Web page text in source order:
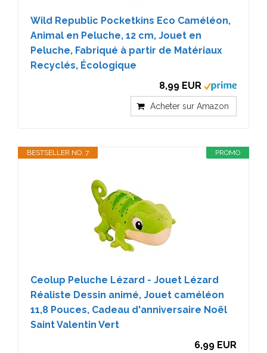
Wild Republic Pocketkins Eco Caméléon,
Animal en Peluche, 12 cm, Jouet en
Peluche, Fabriqué à partir de Matériaux
Recyclés, Écologique
8,99 EUR
Acheter sur Amazon
PROMO
BESTSELLER NO. 7
Ceolup Peluche Lézard - Jouet Lézard
Réaliste Dessin animé, Jouet caméléon
11,8 Pouces, Cadeau d'anniversaire Noël
Saint Valentin Vert
6,99 EUR